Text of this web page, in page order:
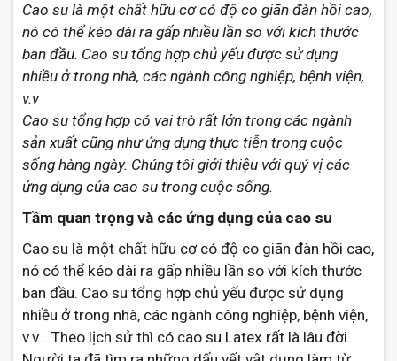
Cao su là một chất hữu cơ có độ co giãn đàn hồi cao,
nó có thể kéo dài ra gấp nhiều lần so với kích thước
ban đầu. Cao su tổng hợp chủ yếu được sử dụng
nhiều ở trong nhà, các ngành công nghiệp, bệnh viện,
v.v
Cao su tổng hợp có vai trò rất lớn trong các ngành
sản xuất cũng như ứng dụng thực tiễn trong cuộc
sống hàng ngày. Chúng tôi giới thiệu với quý vị các
ứng dụng của cao su trong cuộc sống.
Tầm quan trọng và các ứng dụng của cao su
Cao su là một chất hữu cơ có độ co giãn đàn hồi cao,
nó có thể kéo dài ra gấp nhiều lần so với kích thước
ban đầu. Cao su tổng hợp chủ yếu được sử dụng
nhiều ở trong nhà, các ngành công nghiệp, bệnh viện,
v.v… Theo lịch sử thì có cao su Latex rất là lâu đời.